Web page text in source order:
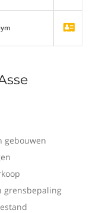
gebouwen
grensbepaling